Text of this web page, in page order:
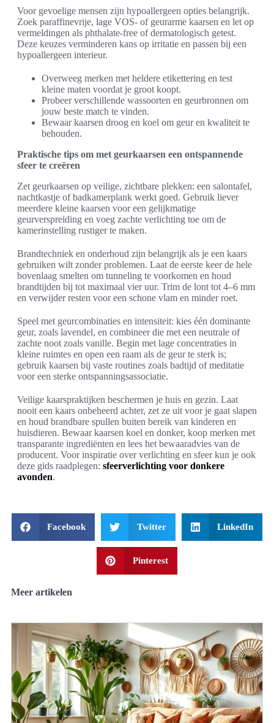
Voor gevoelige mensen zijn hypoallergeen opties belangrijk.
Zoek paraffinevrije, lage VOS- of geurarme kaarsen en let op
vermeldingen als phthalate-free of dermatologisch getest.
Deze keuzes verminderen kans op irritatie en passen bij een
hypoallergeen interieur.
Overweeg merken met heldere etikettering en test
kleine maten voordat je groot koopt.
Probeer verschillende wassoorten en geurbronnen om
jouw beste match te vinden.
Bewaar kaarsen droog en koel om geur en kwaliteit te
behouden.
Praktische tips om met geurkaarsen een ontspannende
sfeer te creëren
Zet geurkaarsen op veilige, zichtbare plekken: een salontafel,
nachtkastje of badkamerplank werkt goed. Gebruik liever
meerdere kleine kaarsen voor een gelijkmatige
geurverspreiding en voeg zachte verlichting toe om de
kamerinstelling rustiger te maken.
Brandtechniek en onderhoud zijn belangrijk als je een kaars
gebruiken wilt zonder problemen. Laat de eerste keer de hele
bovenlaag smelten om tunneling te voorkomen en houd
brandtijden bij tot maximaal vier uur. Trim de lont tot 4–6 mm
en verwijder resten voor een schone vlam en minder roet.
Speel met geurcombinaties en intensiteit: kies één dominante
geur, zoals lavendel, en combineer die met een neutrale of
zachte noot zoals vanille. Begin met lage concentraties in
kleine ruimtes en open een raam als de geur te sterk is;
gebruik kaarsen bij vaste routines zoals badtijd of meditatie
voor een sterke ontspanningsassociatie.
Veilige kaarspraktijken beschermen je huis en gezin. Laat
nooit een kaars onbeheerd achter, zet ze uit voor je gaat slapen
en houd brandbare spullen buiten bereik van kinderen en
huisdieren. Bewaar kaarsen koel en donker, koop merken met
transparante ingrediënten en lees het bewaaradvies van de
producent. Voor inspiratie over verlichting en sfeer kun je ook
deze gids raadplegen: sfeerverlichting voor donkere
avonden.
Facebook Twitter LinkedIn
Pinterest
Meer artikelen